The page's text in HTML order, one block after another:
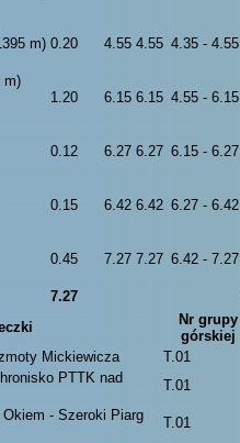
m) 0.20 4.55 4.55 4.35 - 4.55
m)
1.20 6.15 6.15 4.55 - 6.15
0.12 6.27 6.27 6.15 - 6.27
0.15 6.42 6.42 6.27 - 6.42
0.45 7.27 7.27 6.42 - 7.27
7.27
Nr grupy
górskiej
Mickiewicza T.01
PTTK nad
T.01
- Szeroki Piarg
T.01